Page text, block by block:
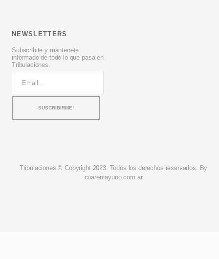
NEWSLETTERS
Subscribite y mantenete
informado de todo lo que pasa en
Tribulaciones.
Tribulaciones © Copyright 2023. Todos los derechos reservados. By
cuarentayuno.com.ar